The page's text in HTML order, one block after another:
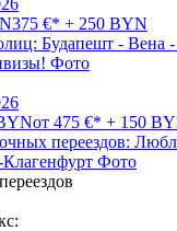
375 €* + 250 BYN
Будапешт - Вена
Фото
от 475 €* + 150
переездов:
Фото